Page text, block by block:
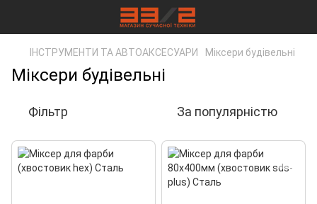
ІНСТРУМЕНТИ ТА АВТОАКСЕСУАРИ Міксери будівельні
Міксери будівельні
Фільтр За популярністю